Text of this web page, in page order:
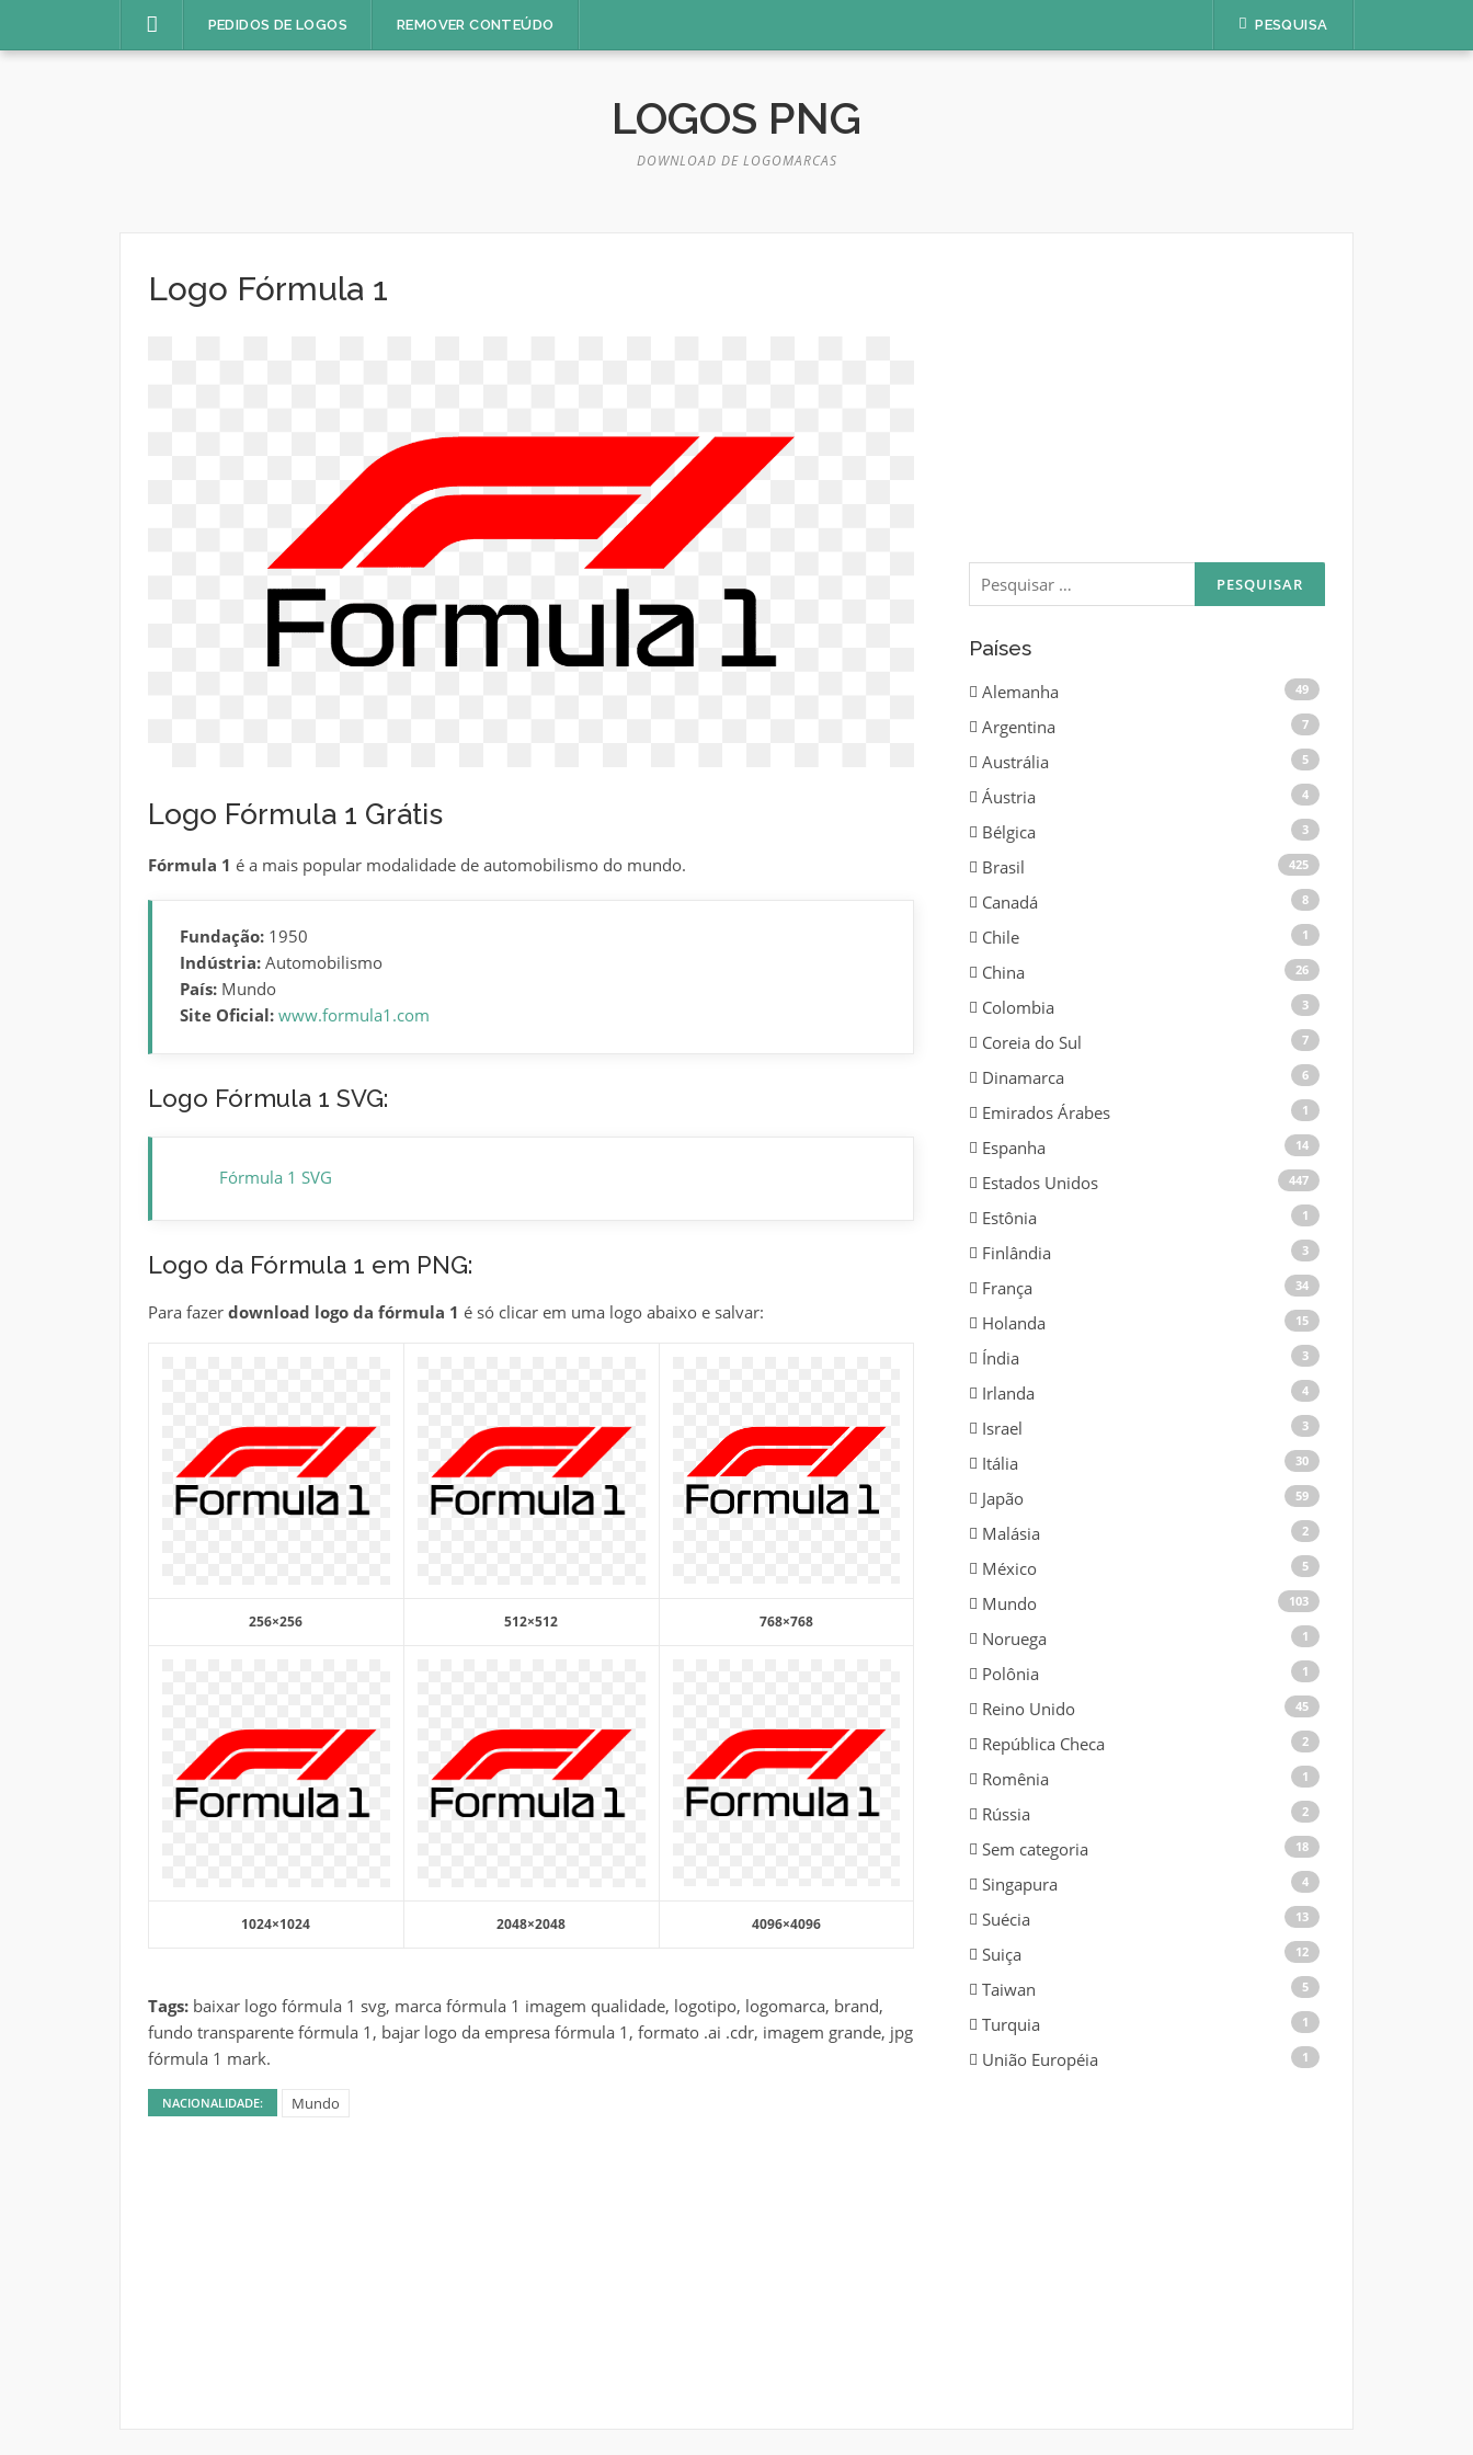
PEDIDOS DE LOGOS REMOVER CONTEÚDO PESQUISA
LOGOS PNG
DOWNLOAD DE LOGOMARCAS
Logo Fórmula 1
Logo Fórmula 1 Grátis
Fórmula 1 é a mais popular modalidade de automobilismo do mundo.
Fundação:1950
Indústria:Automobilismo
País:Mundo
Site Oficial: www.formula1.com
Logo Fórmula 1 SVG:
Fórmula 1 SVG
Logo da Fórmula 1 em PNG:
Para fazer download logo da fórmula 1 é só clicar em uma logo abaixo e salvar:
256×256 512×512 768×768
1024×1024 2048×2048 4096×4096
Tags: baixar logo fórmula 1 svg, marca fórmula 1 imagem qualidade, logotipo, logomarca, brand,
fundo transparente fórmula 1, bajar logo da empresa fórmula 1, formato .ai .cdr, imagem grande, jpg
fórmula 1 mark.
NACIONALIDADE: Mundo
Pesquisar
por:
Países
Alemanha 49
Argentina 7
Austrália 5
Áustria 4
Bélgica 3
Brasil 425
Canadá 8
Chile 1
China 26
Colombia 3
Coreia do Sul 7
Dinamarca 6
Emirados Árabes 1
Espanha 14
Estados Unidos 447
Estônia 1
Finlândia 3
França 34
Holanda 15
Índia 3
Irlanda 4
Israel 3
Itália 30
Japão 59
Malásia 2
México 5
Mundo 103
Noruega 1
Polônia 1
Reino Unido 45
República Checa 2
Romênia 1
Rússia 2
Sem categoria 18
Singapura 4
Suécia 13
Suiça 12
Taiwan 5
Turquia 1
União Européia 1